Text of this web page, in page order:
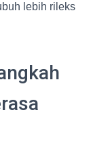
lebih rileks